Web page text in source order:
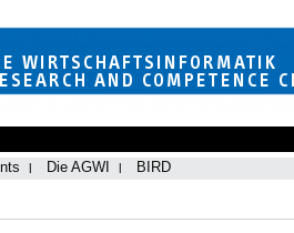
Die AGWI BIRD